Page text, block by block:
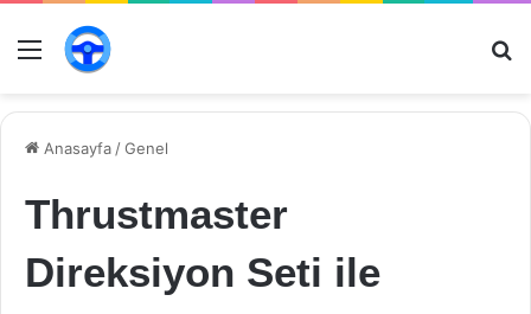
Menü
Anasayfa /Genel
Thrustmaster
Direksiyon Seti ile